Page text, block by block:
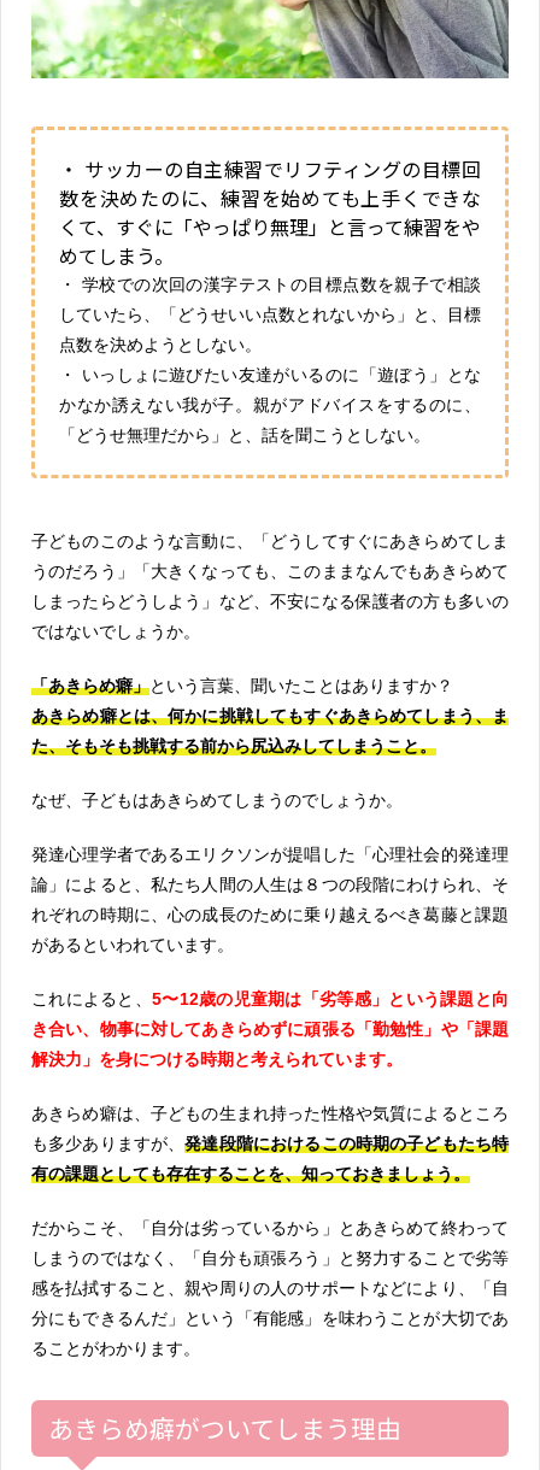
・ サッカーの自主練習でリフティングの目標回
数を決めたのに、練習を始めても上手くできな
くて、すぐに「やっぱり無理」と言って練習をや
めてしまう。
・ 学校での次回の漢字テストの目標点数を親子で相談
していたら、「どうせいい点数とれないから」と、目標
点数を決めようとしない。
・ いっしょに遊びたい友達がいるのに「遊ぼう」とな
かなか誘えない我が子。親がアドバイスをするのに、
「どうせ無理だから」と、話を聞こうとしない。
子どものこのような言動に、「どうしてすぐにあきらめてしま
うのだろう」「大きくなっても、このままなんでもあきらめて
しまったらどうしよう」など、不安になる保護者の方も多いの
ではないでしょうか。
「あきらめ癖」という言葉、聞いたことはありますか？
あきらめ癖とは、何かに挑戦してもすぐあきらめてしまう、ま
た、そもそも挑戦する前から尻込みしてしまうこと。
なぜ、子どもはあきらめてしまうのでしょうか。
発達心理学者であるエリクソンが提唱した「心理社会的発達理
論」によると、私たち人間の人生は８つの段階にわけられ、そ
れぞれの時期に、心の成長のために乗り越えるべき葛藤と課題
があるといわれています。
これによると、5〜12歳の児童期は「劣等感」という課題と向
き合い、物事に対してあきらめずに頑張る「勤勉性」や「課題
解決力」を身につける時期と考えられています。
あきらめ癖は、子どもの生まれ持った性格や気質によるところ
も多少ありますが、発達段階におけるこの時期の子どもたち特
有の課題としても存在することを、知っておきましょう。
だからこそ、「自分は劣っているから」とあきらめて終わって
しまうのではなく、「自分も頑張ろう」と努力することで劣等
感を払拭すること、親や周りの人のサポートなどにより、「自
分にもできるんだ」という「有能感」を味わうことが大切であ
ることがわかります。
あきらめ癖がついてしまう理由